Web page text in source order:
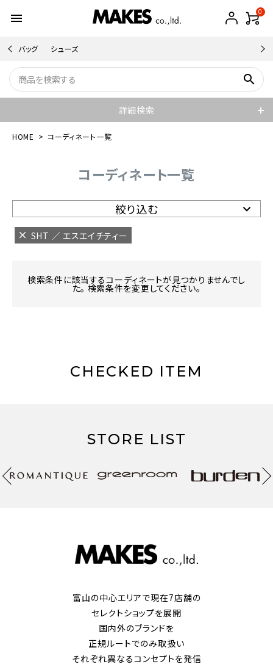
menu 0
バッグ シューズ
search
詳細検索
HOME コーディネート一覧
コーディネート一覧
絞り込む
SHT ／ エスエイチティー
検索条件に該当するコーディネートが見つかりませんでし
た。 検索条件を変更してください。
CHECKED ITEM
STORE LIST
富山の中心エリアで現在7店舗の
セレクトショップを展開
国内外のブランドを
正規ルートでのみ取扱い
それぞれ異なるコンセプトを発信